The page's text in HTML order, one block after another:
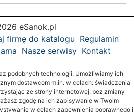
eSanok.pl
firmę do katalogu Regulamin
Nasze serwisy Kontakt
podobnych technologii. Umożliwiamy ich
dostawcom m.in. w celach: świadczenia
ze strony internetowej, bez zmiany
zgodę na ich zapisywanie w Twoim
w celach zapewnienia poprawnego i